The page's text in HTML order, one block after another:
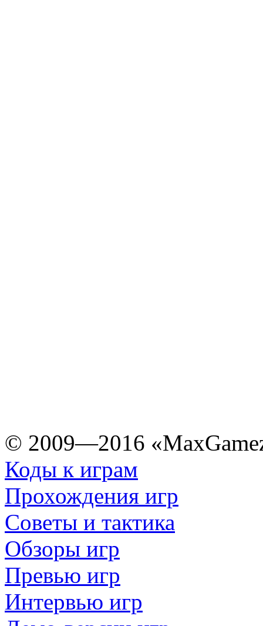
© 2009—2016
Коды к играм
Прохождения игр
Советы и тактика
Обзоры игр
Превью игр
Интервью игр